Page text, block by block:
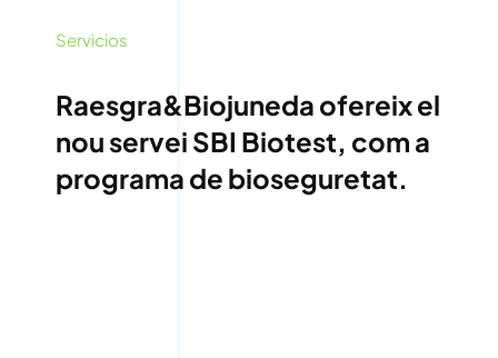
Servicios
Raesgra&Biojuneda ofereix el
nou servei SBI Biotest, com a
programa de bioseguretat.